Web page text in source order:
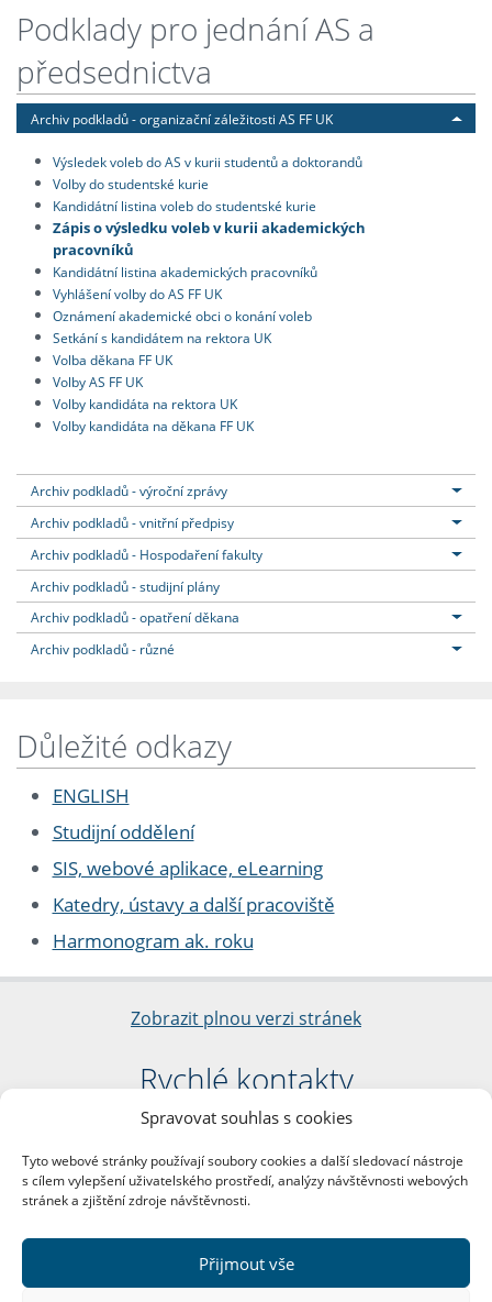
Spravovat souhlas s cookies
Tyto webové stránky používají soubory cookies a další sledovací nástroje
s cílem vylepšení uživatelského prostředí, analýzy návštěvnosti webových
stránek a zjištění zdroje návštěvnosti.
Přijmout vše
Podklady pro jednání AS a
předsednictva
Archiv podkladů - organizační záležitosti AS FF UK
Výsledek voleb do AS v kurii studentů a doktorandů
Volby do studentské kurie
Kandidátní listina voleb do studentské kurie
Zápis o výsledku voleb v kurii akademických
pracovníků
Kandidátní listina akademických pracovníků
Vyhlášení volby do AS FF UK
Oznámení akademické obci o konání voleb
Setkání s kandidátem na rektora UK
Volba děkana FF UK
Volby AS FF UK
Volby kandidáta na rektora UK
Volby kandidáta na děkana FF UK
Archiv podkladů - výroční zprávy
Archiv podkladů - vnitřní předpisy
Archiv podkladů - Hospodaření fakulty
Archiv podkladů - studijní plány
Archiv podkladů - opatření děkana
Archiv podkladů - různé
Důležité odkazy
ENGLISH
Studijní oddělení
SIS, webové aplikace, eLearning
Katedry, ústavy a další pracoviště
Harmonogram ak. roku
Zobrazit plnou verzi stránek
Rychlé kontakty
Filozofická fakulta
nám. Jana Palacha 1/2
116 38 Praha 1
DIČ: CZ00216208
Další kontakty